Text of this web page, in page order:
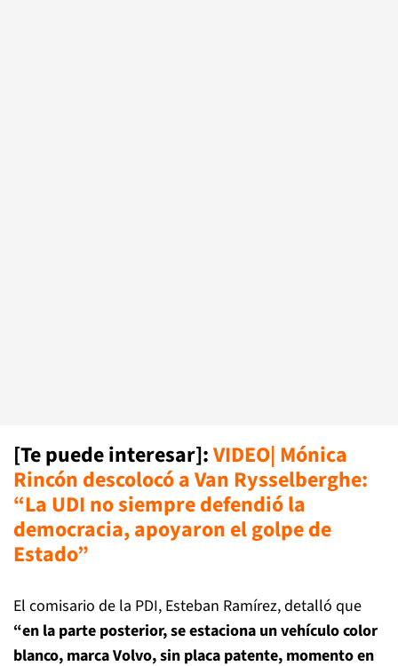
[Te puede interesar]:VIDEO| Mónica
Rincón descolocó a Van Rysselberghe:
“La UDI no siempre defendió la
democracia, apoyaron el golpe de
Estado”
El comisario de la PDI, Esteban Ramírez, detalló que
“en la parte posterior, se estaciona un vehículo color
blanco, marca Volvo, sin placa patente, momento en